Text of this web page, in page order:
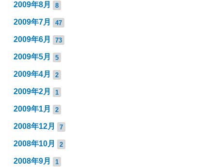
2009年8月 8
2009年7月 47
2009年6月 73
2009年5月 5
2009年4月 2
2009年2月 1
2009年1月 2
2008年12月 7
2008年10月 2
2008年9月 1